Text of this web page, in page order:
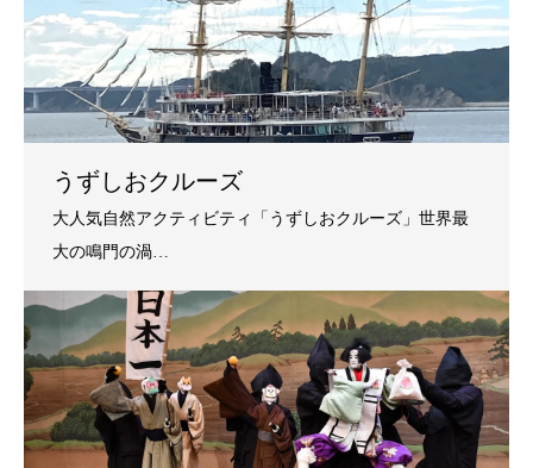
うずしおクルーズ